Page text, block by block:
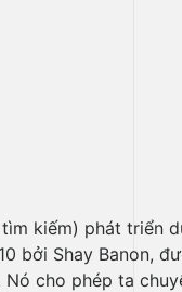
kiếm) phát triển
bởi Shay Banon,
cho phép ta